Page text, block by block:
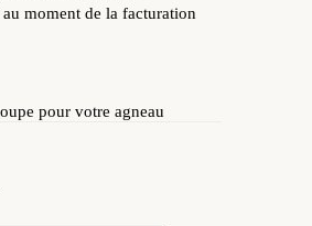
moment de la facturation
pour votre agneau